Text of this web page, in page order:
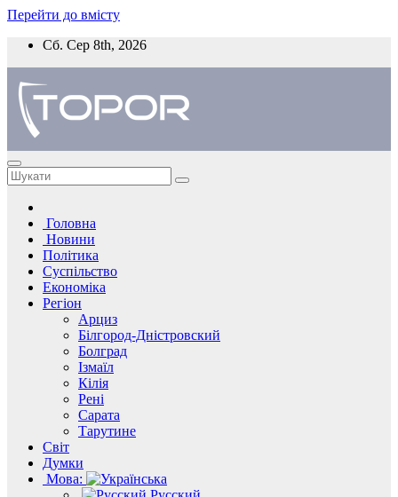
Перейти до вмісту
Сб. Сер 8th, 2026
Головна
Новини
Політика
Суспільство
Економіка
Регіон
Арциз
Білгород-Дністровский
Болград
Ізмаїл
Кілія
Рені
Сарата
Тарутине
Світ
Думки
Мова: